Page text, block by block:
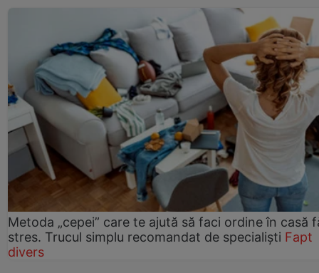
Metoda „cepei” care te ajută să faci ordine în casă
stres. Trucul simplu recomandat de specialiști Fapt
divers